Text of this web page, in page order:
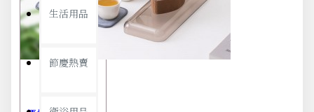
生活用品
節慶熱賣